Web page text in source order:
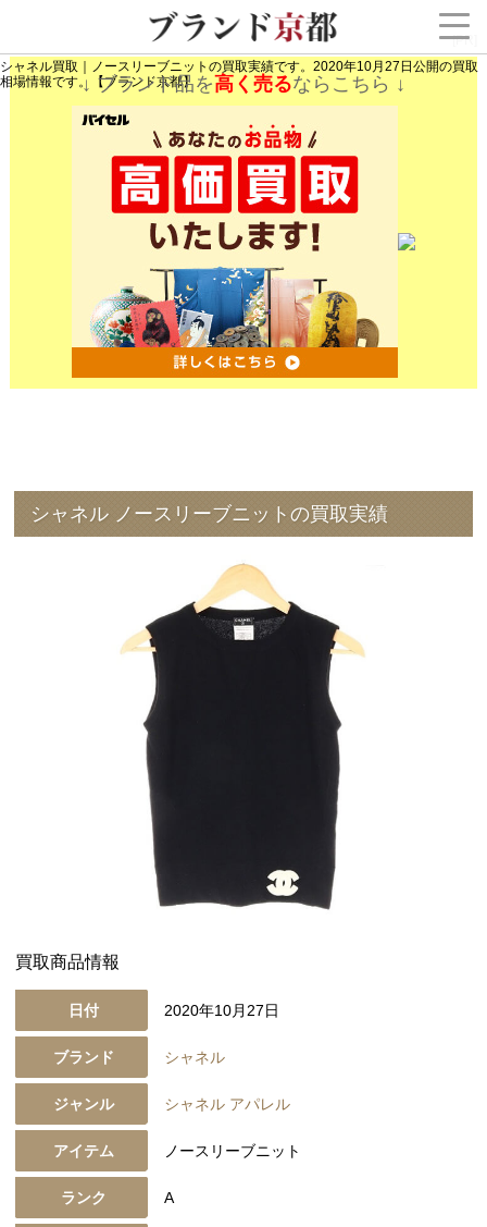
シャネル買取｜ノースリーブニットの買取実績です。2020年10月27日公開の買取
相場情報です。【ブランド京都】
[PR]
↓ ブランド品を高く売るならこちら ↓
シャネル ノースリーブニットの買取実績
買取商品情報
日付 2020年10月27日
ブランド シャネル
ジャンル シャネル アパレル
アイテム ノースリーブニット
ランク A